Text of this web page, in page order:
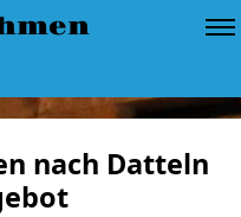
nach Datteln